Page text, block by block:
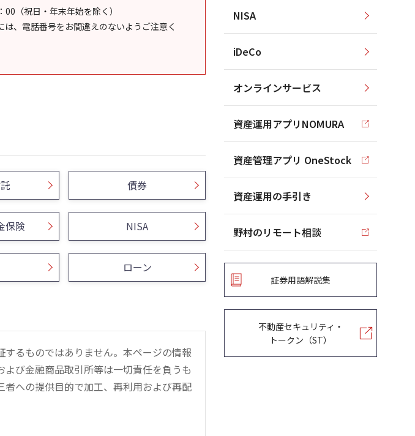
00（祝日・年末年始を除く）
は、電話番号をお間違えのないようご注意く
債券
保険 NISA
ローン
るものではありません。本ページの情報
び金融商品取引所等は一切責任を負うも
への提供目的で加工、再利用および再配
NISA
iDeCo
オンラインサービス
資産運用アプリNOMURA
資産管理アプリ OneStock
資産運用の手引き
野村のリモート相談
証券用語解説集
不動産セキュリティ・
トークン（ST）